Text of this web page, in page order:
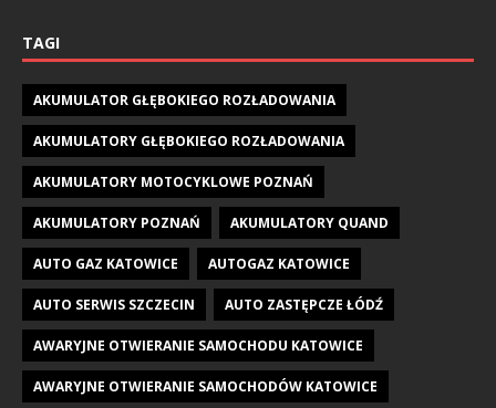
TAGI
AKUMULATOR GŁĘBOKIEGO ROZŁADOWANIA
AKUMULATORY GŁĘBOKIEGO ROZŁADOWANIA
AKUMULATORY MOTOCYKLOWE POZNAŃ
AKUMULATORY POZNAŃ AKUMULATORY QUAND
AUTO GAZ KATOWICE AUTOGAZ KATOWICE
AUTO SERWIS SZCZECIN AUTO ZASTĘPCZE ŁÓDŹ
AWARYJNE OTWIERANIE SAMOCHODU KATOWICE
AWARYJNE OTWIERANIE SAMOCHODÓW KATOWICE